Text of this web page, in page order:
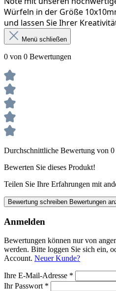
Würfeln in der Größe
und lassen Sie Ihrer
Menü schließen
0 von 0 Bewertungen
Durchschnittliche Bewertung von 0
Bewerten Sie dieses Produkt!
Teilen Sie Ihre Erfahrungen mit
Bewertung schreiben Bewertungen
Anmelden
Bewertungen können nur von
werden. Bitte loggen Sie sich ein,
Account. Neuer Kunde?
Ihre E-Mail-Adresse *
Ihr Passwort *